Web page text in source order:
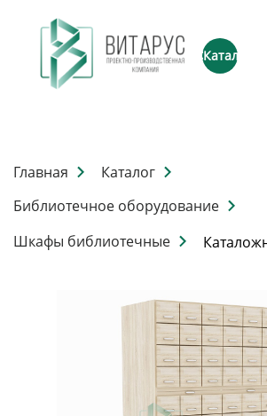
Каталог
Главная
Каталог
Библиотечное оборудование
Шкафы библиотечные